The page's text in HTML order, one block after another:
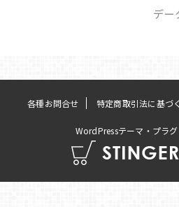
デー
各種お問合せ 特定商取引法に基づ
WordPressテーマ・プラ
© 2010